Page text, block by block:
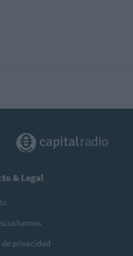
& Legal
privacidad